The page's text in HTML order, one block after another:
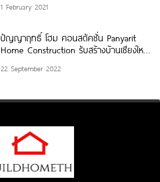
1 February 2021
ปัญญาฤทธิ์ โฮม คอนสตัคชั่น Panyarit
Home Construction รับสร้างบ้านเชียงใหม่
22 September 2022